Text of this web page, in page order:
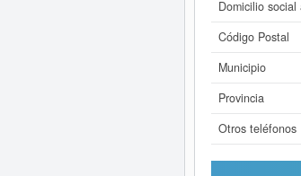
Domicilio social
Código Postal
Municipio
Provincia
Otros teléfonos